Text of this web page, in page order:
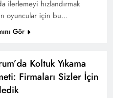
ilerlemeyi hızlandırmak
oyuncular için bu…
Gör
Koltuk Yıkama
Firmaları Sizler İçin